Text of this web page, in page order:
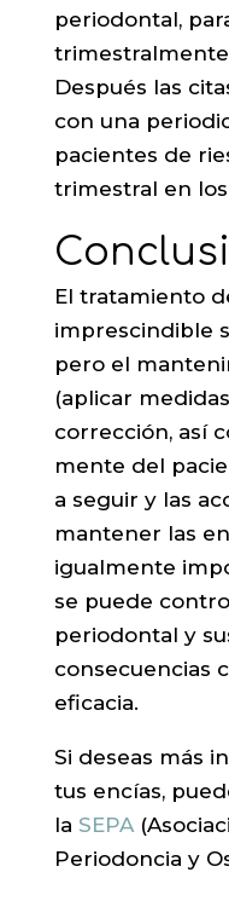
periodontal,
Después las
con una
pacientes de
trimestral en
El tratamiento
imprescindible
pero el
(aplicar
corrección, así
mente del
a seguir y las
mantener las
igualmente
se puede
periodontal y
consecuencias
eficacia.
Si deseas más
tus encías,
la SEPA
Periodoncia y